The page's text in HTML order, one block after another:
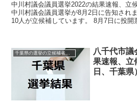
中川村議会議員選挙2022の結果速報、立
中川村議会議員選挙が8月2日に告知され
10人が立候補しています。 8月7日に投開
千葉県の選挙の立候補者と結果速報一覧
八千代市議
果速報、立
日、千葉県